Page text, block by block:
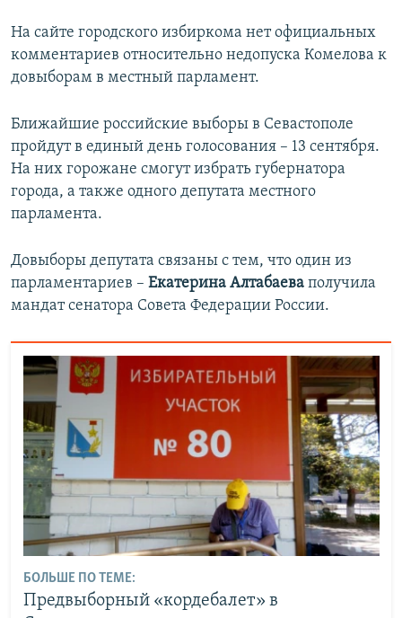
На сайте городского избиркома нет официальных
комментариев относительно недопуска Комелова к
довыборам в местный парламент.
Ближайшие российские выборы в Севастополе
пройдут в единый день голосования – 13 сентября.
На них горожане смогут избрать губернатора
города, а также одного депутата местного
парламента.
Довыборы депутата связаны с тем, что один из
парламентариев – Екатерина Алтабаева получила
мандат сенатора Совета Федерации России.
БОЛЬШЕ ПО ТЕМЕ:
Предвыборный «кордебалет» в